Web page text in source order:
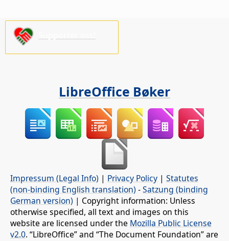
LibreOffice Bøker
Impressum (Legal Info) | Privacy Policy | Statutes
(non-binding English translation) -Satzung (binding
German version) | Copyright information: Unless
otherwise specified, all text and images on this
website are licensed under the Mozilla Public License
v2.0. “LibreOffice” and “The Document Foundation” are